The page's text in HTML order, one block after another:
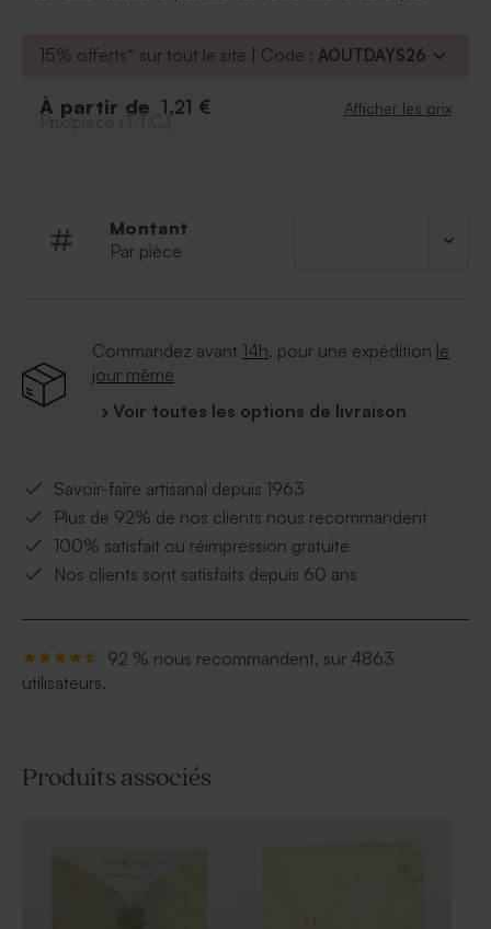
sourires de jeunes mariés et voilà vos cadeaux invités
À retenir :
Ce contenant à dragées est vendu avec un
sachet transparent pour les dragées et une
15% offerts* sur tout le site | Code : AOUTDAYS26
À partir de 1,21 € Afficher les prix
Prix/pièce (T.T.C.)
Montant
Par pièce
Commandez avant 14h, pour une expédition le
jour même
› Voir toutes les options de livraison
Savoir-faire artisanal depuis 1963
Plus de 92% de nos clients nous recommandent
100% satisfait ou réimpression gratuite
Nos clients sont satisfaits depuis 60 ans
92 % nous recommandent, sur 4863
utilisateurs.
Produits associés